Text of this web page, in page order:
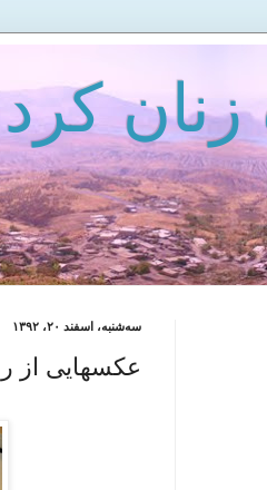
زنان كرد
سه‌شنبه، اسفند ۲۰، ۱۳۹۲
عکسهایی از